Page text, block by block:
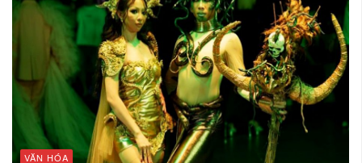
VĂN HÓA